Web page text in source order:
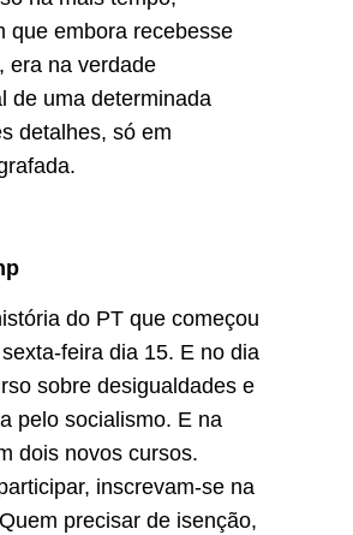
que embora recebesse
era na verdade
de uma determinada
detalhes, só em
do PT que começou
feira dia 15. E no dia
sobre desigualdades e
pelo socialismo. E na
dois novos cursos.
inscrevam-se na
precisar de isenção,